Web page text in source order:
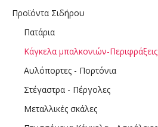
Προϊόντα Σιδήρου
Πατάρια
Κάγκελα μπαλκονιών-Περιφράξεις
Αυλόπορτες - Πορτόνια
Στέγαστρα - Πέργολες
Μεταλλικές σκάλες